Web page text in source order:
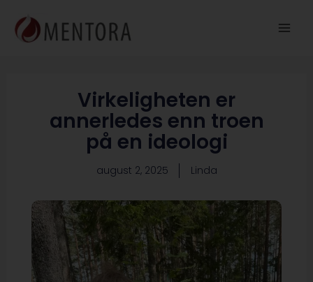
rett
Virkeligheten er
annerledes enn troen
på en ideologi
august 2, 2025 Linda